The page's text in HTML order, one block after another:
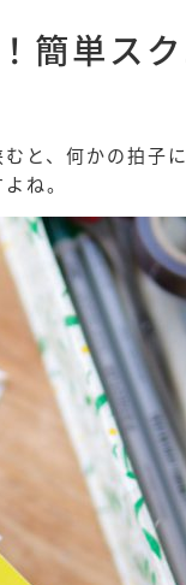
簡単ス
と、何かの拍子
ね。